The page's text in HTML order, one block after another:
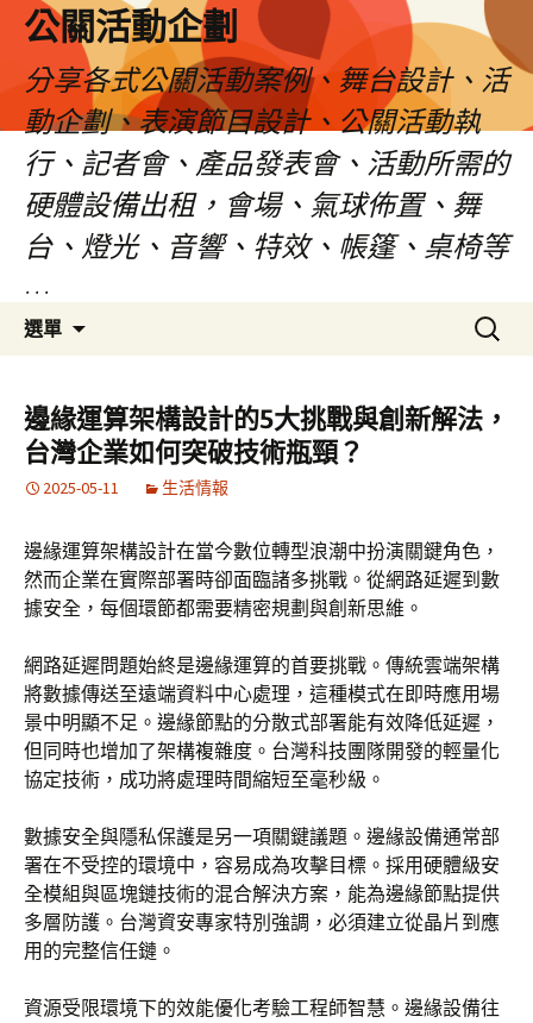
公關活動企劃
分享各式公關活動案例、舞台設計、活
動企劃、表演節目設計、公關活動執
行、記者會、產品發表會、活動所需的
硬體設備出租，會場、氣球佈置、舞
台、燈光、音響、特效、帳篷、桌椅等
…
選單
要
內
容
搜
尋
鍵
字:
邊緣運算架構設計的5大挑戰與創新解法，
台灣企業如何突破技術瓶頸？
2025-05-11 生活情報
邊緣運算架構設計在當今數位轉型浪潮中扮演關鍵角色，
然而企業在實際部署時卻面臨諸多挑戰。從網路延遲到數
據安全，每個環節都需要精密規劃與創新思維。
網路延遲問題始終是邊緣運算的首要挑戰。傳統雲端架構
將數據傳送至遠端資料中心處理，這種模式在即時應用場
景中明顯不足。邊緣節點的分散式部署能有效降低延遲，
但同時也增加了架構複雜度。台灣科技團隊開發的輕量化
協定技術，成功將處理時間縮短至毫秒級。
數據安全與隱私保護是另一項關鍵議題。邊緣設備通常部
署在不受控的環境中，容易成為攻擊目標。採用硬體級安
全模組與區塊鏈技術的混合解決方案，能為邊緣節點提供
多層防護。台灣資安專家特別強調，必須建立從晶片到應
用的完整信任鏈。
資源受限環境下的效能優化考驗工程師智慧。邊緣設備往